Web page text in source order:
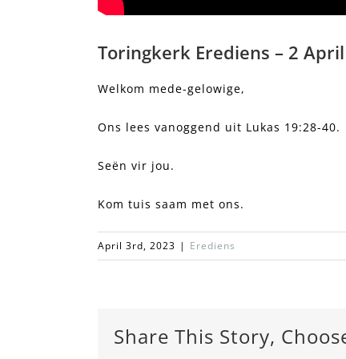
Toringkerk Erediens – 2
Welkom mede-gelowige,
Ons lees vanoggend uit Lukas 19:28-40.
Seën vir jou.
Kom tuis saam met ons.
April 3rd, 2023 | Erediens
Share This Story,